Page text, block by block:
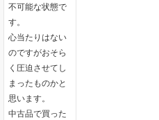
不可能な状態で
す。
心当たりはない
のですがおそら
く圧迫させてし
まったものかと
思います。
中古品で買った